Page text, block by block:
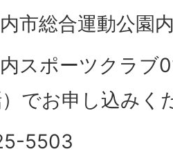
市総合運動公園
スポーツクラブ
でお申し込みく
5503